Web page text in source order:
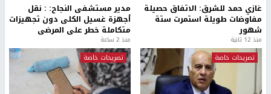
غازي حمد للشرق: الاتفاق حصيلة
مفاوضات طويلة استمرت ستة
شهور
منذ 12 ثانية
مدير مستشفى النجاح: : نقل
أجهزة غسيل الكلى دون تجهيزات
متكاملة خطر على المرضى
منذ 2 ساعة
تصريحات خاصة
تصريحات خاصة